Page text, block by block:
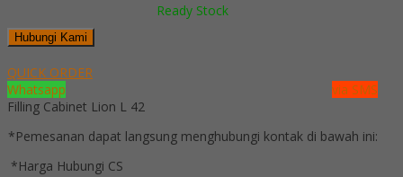
Ready Stock
Hubungi Kami
QUICK ORDER
Whatsapp
via SMS
Filling Cabinet Lion L 42
*Pemesanan dapat langsung menghubungi kontak di bawah ini:
*Harga Hubungi CS